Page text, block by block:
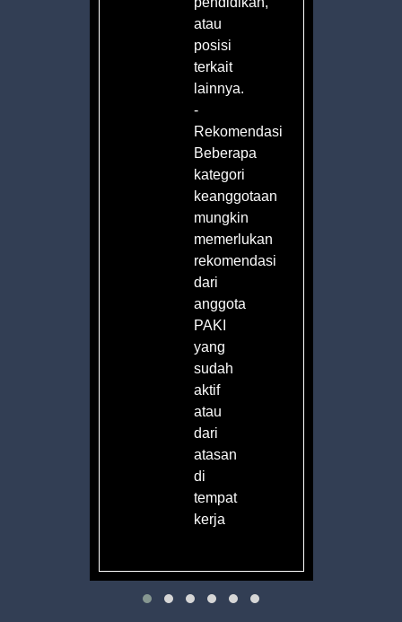
atau
posisi
terkait
lainnya.
-
Rekomendasi
Beberapa
kategori
keanggotaan
mungkin
memerlukan
rekomendasi
dari
anggota
PAKI
yang
sudah
aktif
atau
dari
atasan
di
tempat
kerja